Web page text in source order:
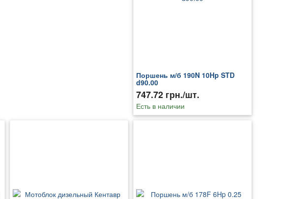
Поршень м/б 190N 10Hp STD
d90.00
747.72 грн./шт.
Есть в наличии